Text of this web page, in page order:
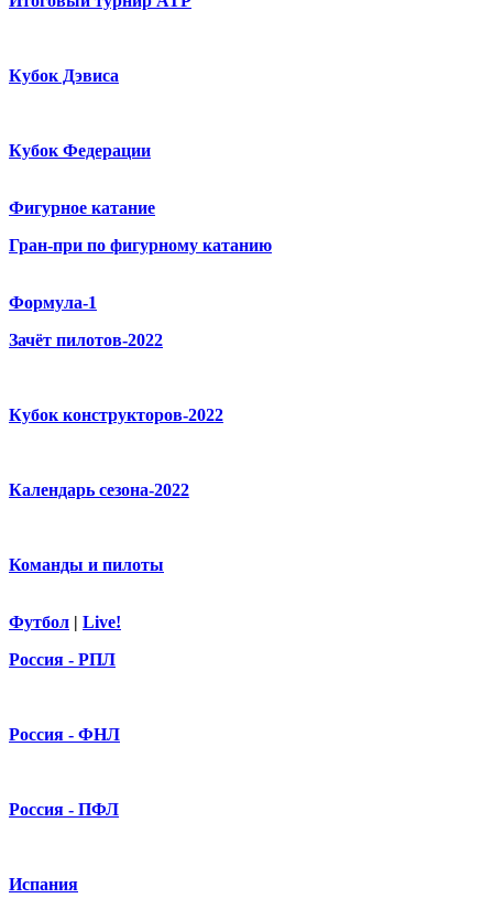
Кубок Дэвиса
Кубок Федерации
Фигурное катание
Гран-при по фигурному катанию
Формула-1
Зачёт пилотов-2022
Кубок конструкторов-2022
Календарь сезона-2022
Команды и пилоты
Футбол | Live!
Россия - РПЛ
Россия - ФНЛ
Россия - ПФЛ
Испания